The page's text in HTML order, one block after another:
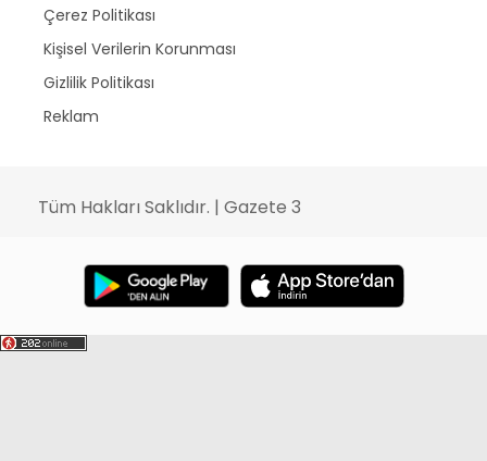
Çerez Politikası
Kişisel Verilerin Korunması
Gizlilik Politikası
Reklam
Tüm Hakları Saklıdır. | Gazete 3